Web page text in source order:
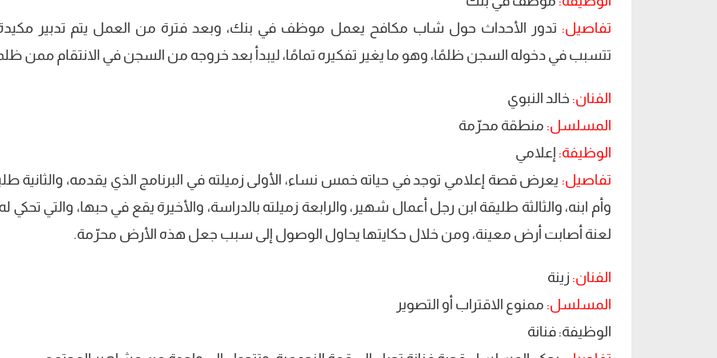
تفاصيل: تدور الأحداث حول شاب مكافح يعمل موظف في بنك، وبعد فترة من العمل يتم تدبير مكيدة
تتسبب في دخوله السجن ظلمًا، وهو ما يغير تفكيره تمامًا، ليبدأ بعد خروجه من السجن في الانتقام ممن
الفنان: خالد النبوي
المسلسل: منطقة محرّمة
الوظيفة: إعلامي
تفاصيل: يعرض قصة إعلامي توجد في حياته خمس نساء، الأولى زميلته في البرنامج الذي يقدمه، والثانية
وأم ابنه، والثالثة طليقة ابن رجل أعمال شهير، والرابعة زميلته بالدراسة، والأخيرة يقع في حبها، والتي تحكي
لعنة أصابت أرض معينة، ومن خلال حكايتها يحاول الوصول إلى سبب جعل هذه الأرض محرّمة.
الفنان: زينة
المسلسل: ممنوع الاقتراب أو التصوير
الوظيفة: فنانة